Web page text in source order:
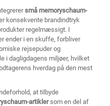
små memoryschaum-
konsekvente brandindtryk
regelmæssigt. I
ender i en skuffe, forbliver
rejsepuder og
i dagligdagens miljøer, hvilket
hverdag på den mest
at tilbyde
artiklersom en del af